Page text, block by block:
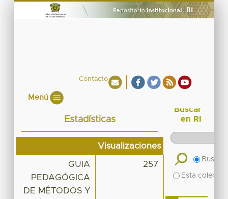
Contacto
Menú
Estadísticas
Visualizaciones
GUIA
PEDAGÓGICA
DE MÉTODOS Y
257
Buscar
en RI
Buscar
Esta